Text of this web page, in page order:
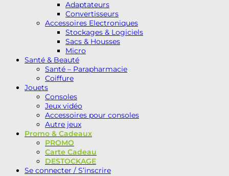
Adaptateurs
Convertisseurs
Accessoires Electroniques
Stockages & Logiciels
Sacs & Housses
Micro
Santé & Beauté
Santé – Parapharmacie
Coiffure
Jouets
Consoles
Jeux vidéo
Accessoires pour consoles
Autre jeux
Promo & Cadeaux
PROMO
Carte Cadeau
DESTOCKAGE
Se connecter / S’inscrire